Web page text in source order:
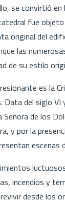
se convirtió en
fue
original del
las
de su estilo
es la
del siglo
de los
y por la
escenas
incendios y
desde los